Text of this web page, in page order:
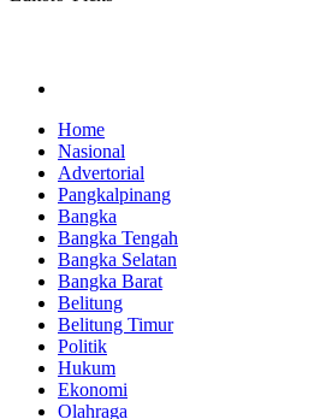
Home
Nasional
Advertorial
Pangkalpinang
Bangka
Bangka Tengah
Bangka Selatan
Bangka Barat
Belitung
Belitung Timur
Politik
Hukum
Ekonomi
Olahraga